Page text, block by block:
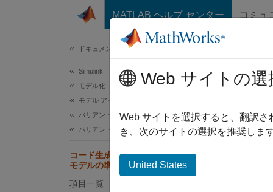
コンテンツへスキップ
MATLAB ヘルプ センター コミュ
ドキュメンテーションのホーム
Simulink
モデル化
モデル アーキテクチャの設計
バリアント システム
バリアントのコード生成
コード生成用のバリアントが含まれる
モデルの準備
項目一覧
コ
ます。
Web サイトの選
Web サイトを選択すると、翻訳
き、次のサイトの選択を推奨しま
United States